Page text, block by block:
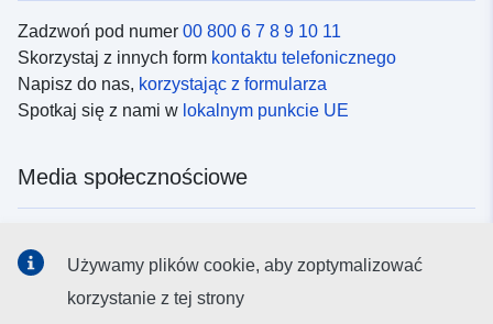
Zadzwoń pod numer 00 800 6 7 8 9 10 11
Skorzystaj z innych form kontaktu telefonicznego
Napisz do nas, korzystając z formularza
Spotkaj się z nami w lokalnym punkcie UE
Media społecznościowe
Używamy plików cookie, aby zoptymalizować
korzystanie z tej strony